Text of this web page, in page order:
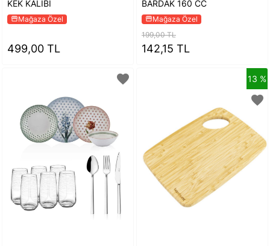
KEK KALIBI
storefrontMağaza Özel
499,00 TL
BARDAK 160 CC
storefrontMağaza Özel
199,00 TL
142,15 TL
favorite 13 %
favorite